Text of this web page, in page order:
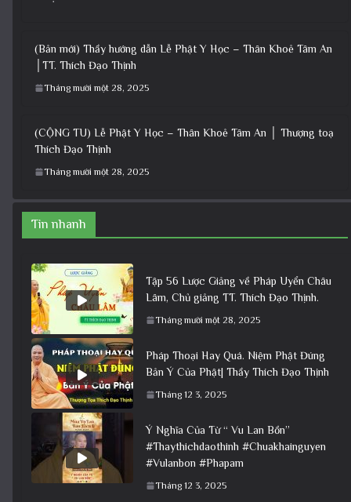
(Bản mới) Thầy hướng dẫn Lễ Phật Y Học – Thân Khoẻ Tâm An
│TT. Thích Đạo Thịnh
Tháng mười một 28, 2025
(CỘNG TU) Lễ Phật Y Học – Thân Khoẻ Tâm An │ Thượng toạ
Thích Đạo Thịnh
Tháng mười một 28, 2025
Tin nhanh
Tập 56 Lược Giảng về Pháp Uyển Châu
Lâm, Chủ giảng TT. Thích Đạo Thịnh.
Tháng mười một 28, 2025
Pháp Thoại Hay Quá. Niệm Phật Đúng
Bản Ý Của Phật| Thầy Thích Đạo Thịnh
Tháng 12 3, 2025
Ý Nghĩa Của Từ “ Vu Lan Bồn”
#Thaythichdaothinh #Chuakhainguyen
#Vulanbon #Phapam
Tháng 12 3, 2025